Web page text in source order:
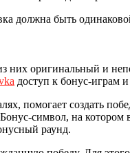
должна быть
них оригинальный и
доступ к бонус-играм
помогает создать
символ, на
раунд.